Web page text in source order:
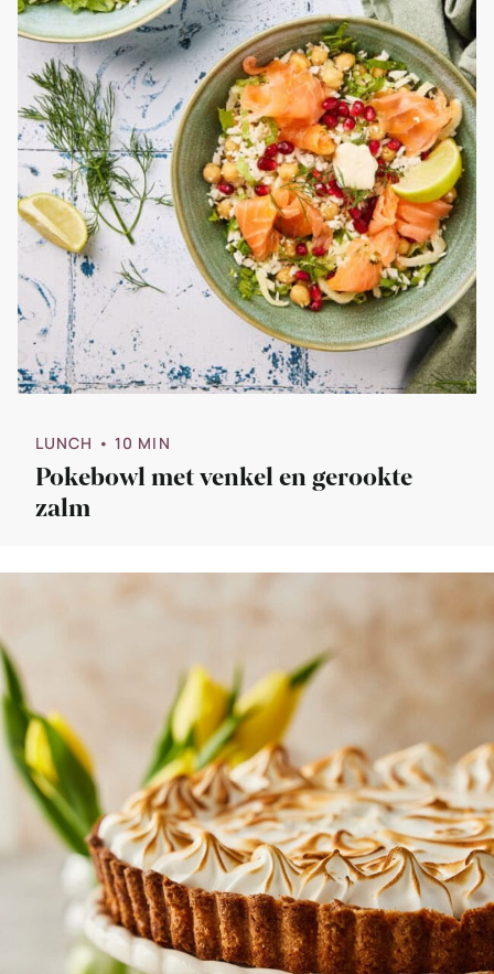
LUNCH • 10 MIN
Pokebowl met venkel en gerookte
zalm